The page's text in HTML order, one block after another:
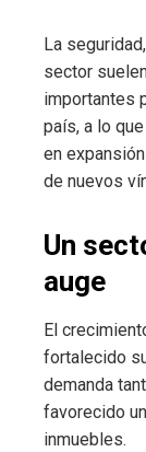
La
sector
importantes
país, a lo
en
de nuevos
Un
auge
El
fortalecido
demanda
favorecido
inmuebles.